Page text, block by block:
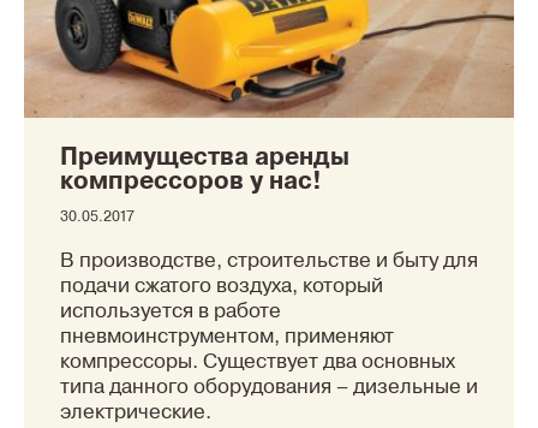
Преимущества аренды
компрессоров у нас!
30.05.2017
В производстве, строительстве и быту для
подачи сжатого воздуха, который
используется в работе
пневмоинструментом, применяют
компрессоры. Существует два основных
типа данного оборудования – дизельные и
электрические.